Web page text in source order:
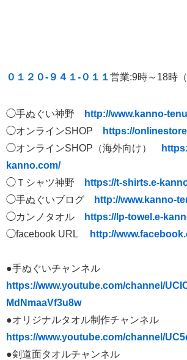
０１２０-９４１-０１１営業:9時～18時
◯手ぬぐい神野
http://www.kanno-
◯オンラインSHOP
https://
◯オンラインSHOP（海外向け）
kanno.com/
◯Ｔシャツ神野
https://t-shirts.e-
◯手ぬぐいブログ
http://www.kanno-
◯カンノタオル
https://lp-towel.e-
◯facebook URL
http://
●手ぬぐいチャンネル
https://www.youtube.com/channel/
MdNmaaVf3u8w
●オリジナルタオル制作チャンネル
https://www.youtube.com/channel/
●剣道面タオルチャンネル